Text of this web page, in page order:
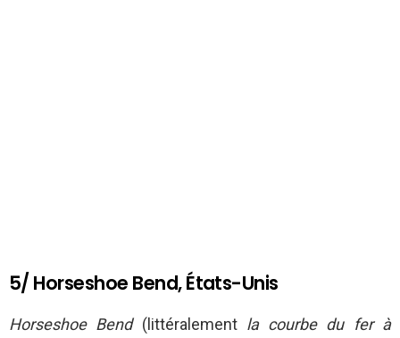
5/ Horseshoe Bend, États-Unis
Horseshoe Bend(littéralement la courbe du fer à